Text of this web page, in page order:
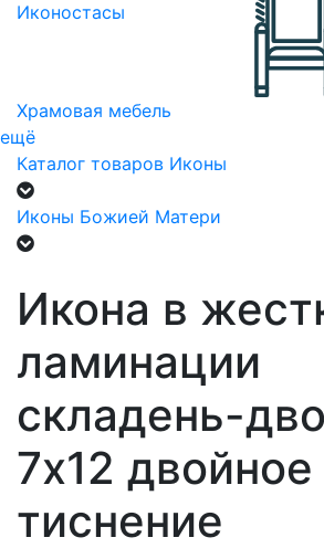
Иконостасы
Храмовая мебель
ещё
Каталог товаров Иконы
Иконы Божией Матери
Икона в
ламинации
складень-
7х12 двойное
тиснение